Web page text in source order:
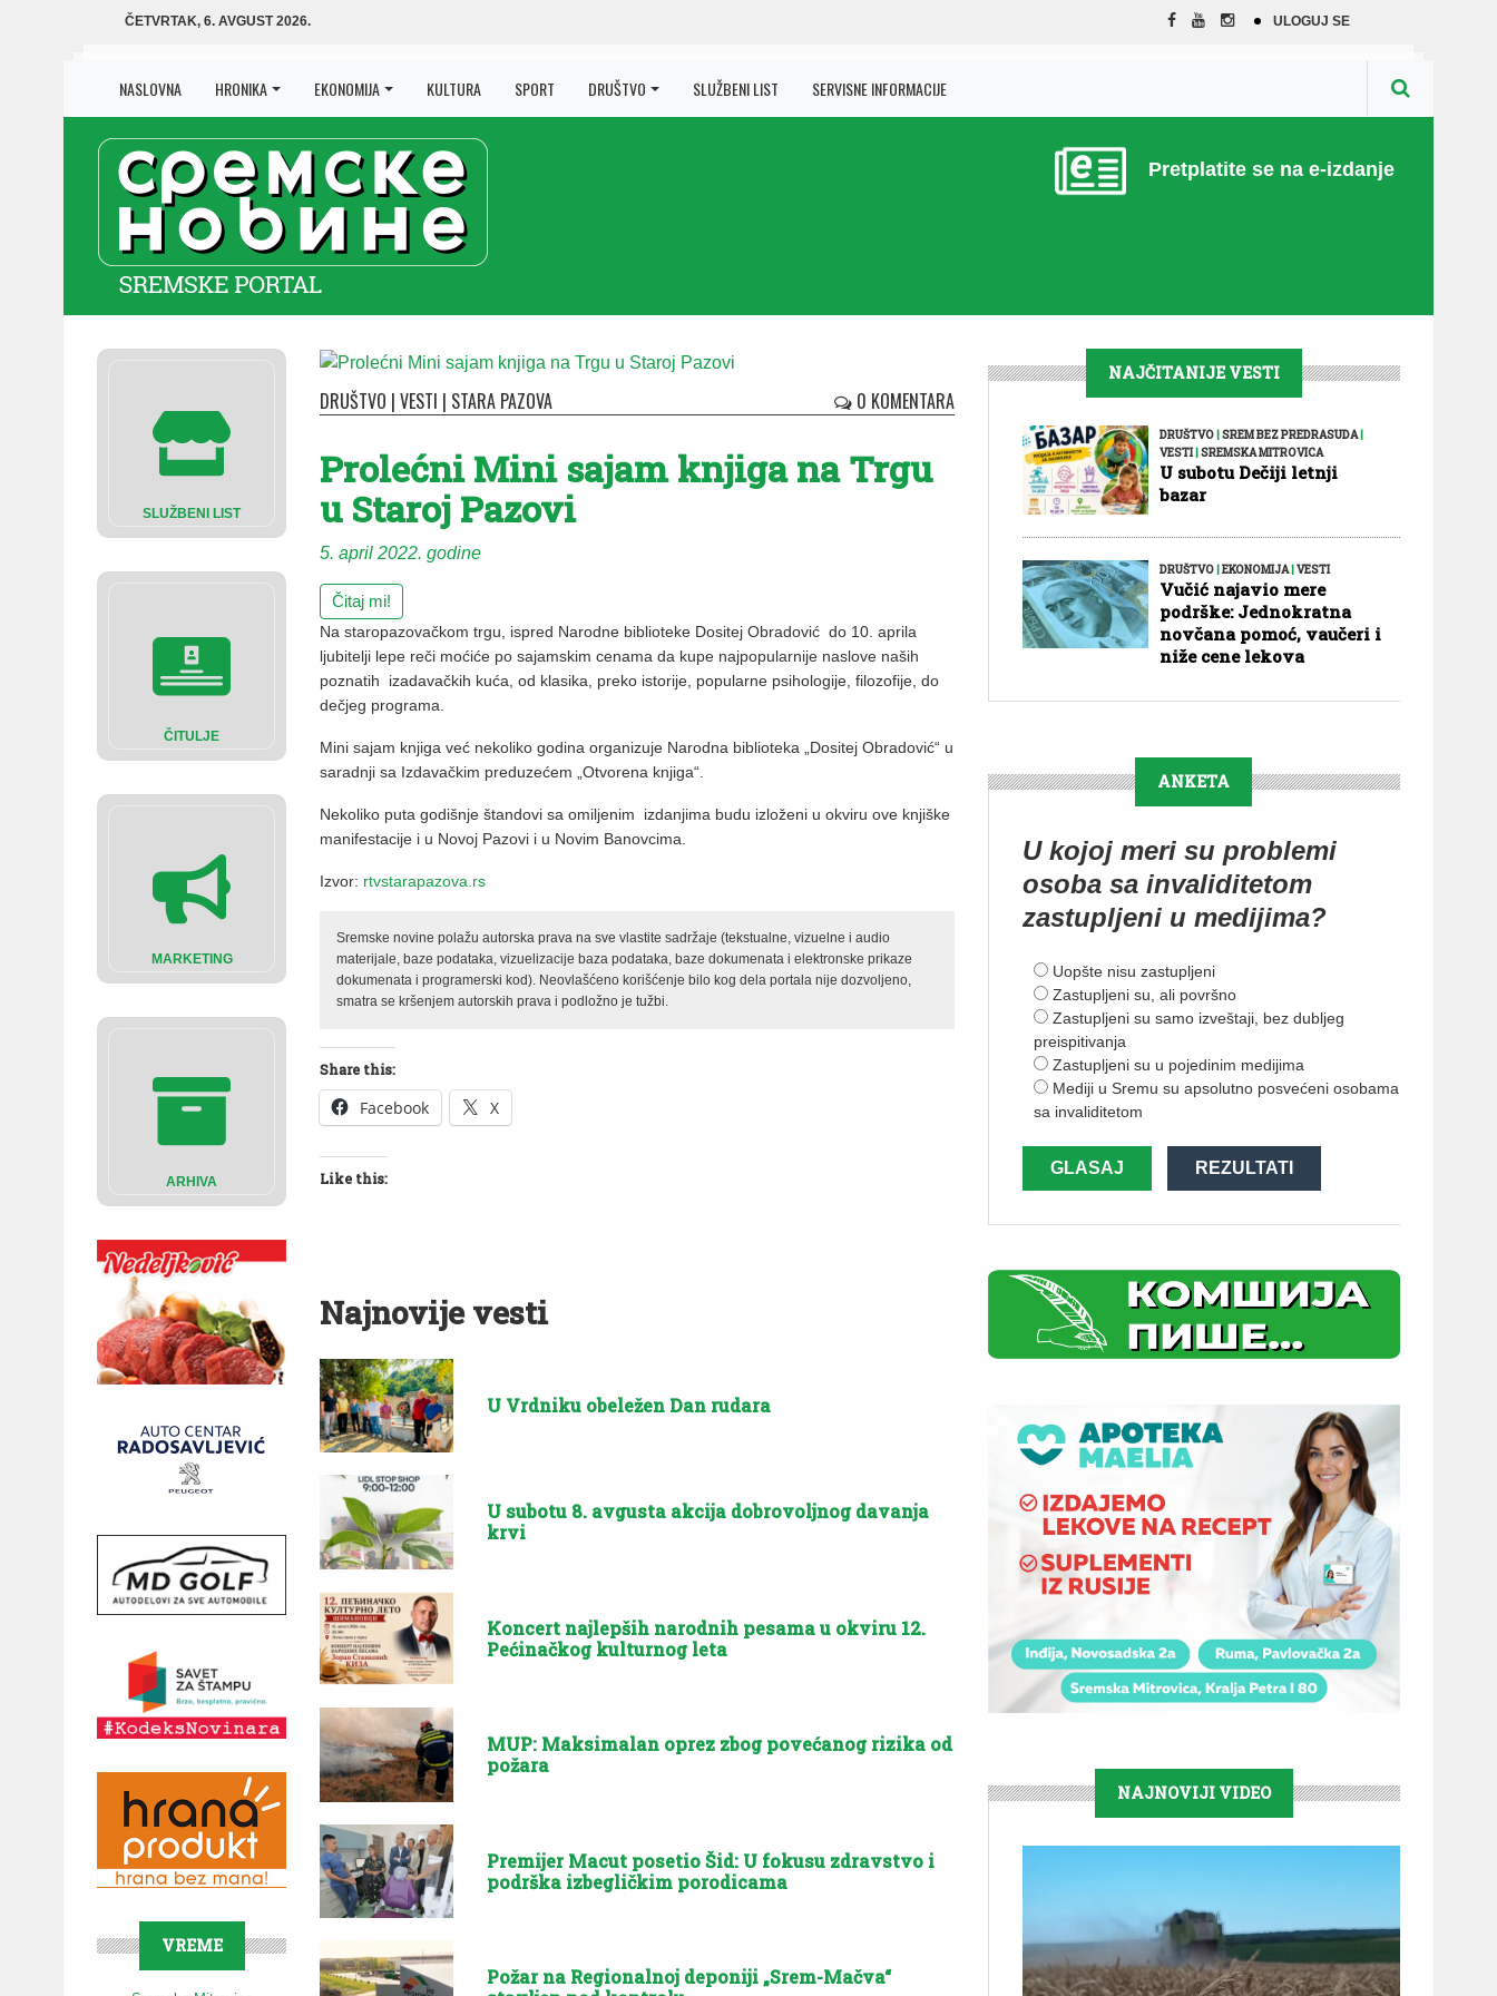
ČETVRTAK, 6. AVGUST 2026. ULOGUJ SE
NASLOVNA HRONIKA EKONOMIJA KULTURA SPORT DRUŠTVO SLUŽBENI LIST SERVISNE INFORMACIJE
Pretplatite se na e-izdanje
SLUŽBENI LIST
ČITULJE
MARKETING
ARHIVA
VREME
DRUŠTVO | VESTI | STARA PAZOVA 0 KOMENTARA
Prolećni Mini sajam knjiga na Trgu
u Staroj Pazovi
5. april 2022. godine
Čitaj mi!
Na staropazovačkom trgu, ispred Narodne biblioteke Dositej Obradović do 10. aprila
ljubitelji lepe reči moćiće po sajamskim cenama da kupe najpopularnije naslove naših
poznatih izadavačkih kuća, od klasika, preko istorije, popularne psihologije, filozofije, do
dečjeg programa.
Mini sajam knjiga već nekoliko godina organizuje Narodna biblioteka „Dositej Obradović“ u
saradnji sa Izdavačkim preduzećem „Otvorena knjiga“.
Nekoliko puta godišnje štandovi sa omiljenim izdanjima budu izloženi u okviru ove knjiške
manifestacije i u Novoj Pazovi i u Novim Banovcima.
Izvor: rtvstarapazova.rs
Sremske novine polažu autorska prava na sve vlastite sadržaje (tekstualne, vizuelne i audio
materijale, baze podataka, vizuelizacije baza podataka, baze dokumenata i elektronske prikaze
dokumenata i programerski kod). Neovlašćeno korišćenje bilo kog dela portala nije dozvoljeno,
smatra se kršenjem autorskih prava i podložno je tužbi.
Share this:
Facebook X
Like this:
Najnovije vesti
U Vrdniku obeležen Dan rudara
U subotu 8. avgusta akcija dobrovoljnog davanja
krvi
Koncert najlepših narodnih pesama u okviru 12.
Pećinačkog kulturnog leta
MUP: Maksimalan oprez zbog povećanog rizika od
požara
Premijer Macut posetio Šid: U fokusu zdravstvo i
podrška izbegličkim porodicama
Požar na Regionalnoj deponiji „Srem-Mačva“
NAJČITANIJE VESTI
DRUŠTVO|SREM BEZ PREDRASUDA|
VESTI|SREMSKA MITROVICA
U subotu Dečiji letnji
bazar
DRUŠTVO|EKONOMIJA|VESTI
Vučić najavio mere
podrške: Jednokratna
novčana pomoć, vaučeri i
niže cene lekova
ANKETA
U kojoj meri su problemi
osoba sa invaliditetom
zastupljeni u medijima?
Uopšte nisu zastupljeni
Zastupljeni su, ali površno
Zastupljeni su samo izveštaji, bez dubljeg
preispitivanja
Zastupljeni su u pojedinim medijima
Mediji u Sremu su apsolutno posvećeni osobama
sa invaliditetom
GLASAJ REZULTATI
NAJNOVIJI VIDEO